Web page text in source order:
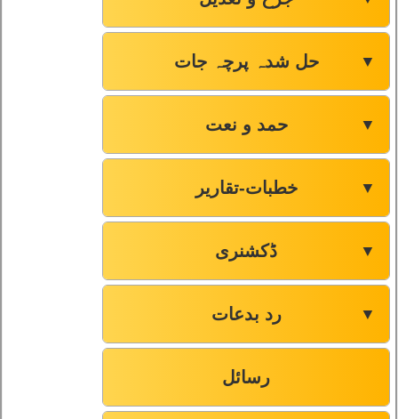
حل شدہ پرچہ جات ▼
حمد و نعت ▼
خطبات-تقاریر ▼
ڈکشنری ▼
رد بدعات ▼
رسائل